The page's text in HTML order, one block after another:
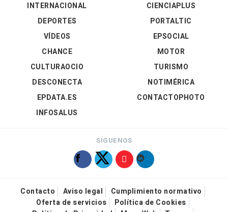
INTERNACIONAL
DEPORTES
VÍDEOS
CIENCIAPLUS
PORTALTIC
EPSOCIAL
CHANCE
CULTURAOCIO
DESCONECTA
EPDATA.ES
INFOSALUS
MOTOR
TURISMO
NOTIMÉRICA
CONTACTOPHOTO
SÍGUENOS
Contacto Aviso legal
Cumplimiento normativo
Oferta de servicios
Política de Cookies